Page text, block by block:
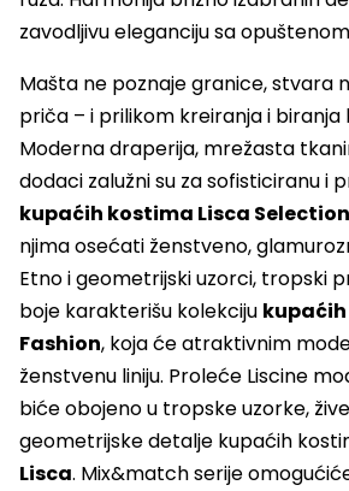
zavodljivu eleganciju sa
Mašta ne poznaje granice, stvara
priča – i prilikom kreiranja i biranja
Moderna draperija, mrežasta
dodaci zalužni su za sofisticiranu i
kupaćih kostima Lisca Selection
njima osećati ženstveno,
Etno i geometrijski uzorci, tropski
boje karakterišu kolekciju
Fashion, koja će atraktivnim
ženstvenu liniju. Proleće Liscine
biće obojeno u tropske uzorke,
geometrijske detalje kupaćih
Lisca. Mix&match serije